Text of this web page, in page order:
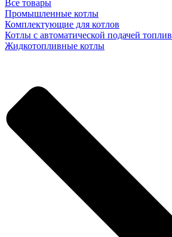
Все товары
Промышленные котлы
Комплектующие для котлов
Котлы с автоматической подачей
Жидкотопливные котлы